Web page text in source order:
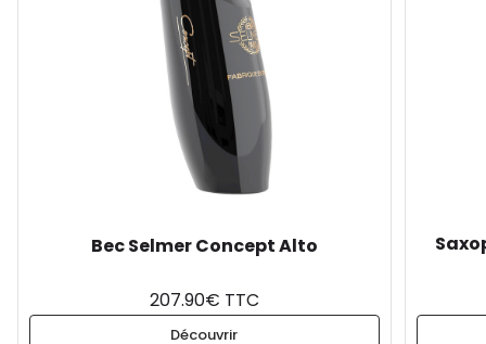
Bec Selmer Concept Alto
207.90€ TTC
Découvrir